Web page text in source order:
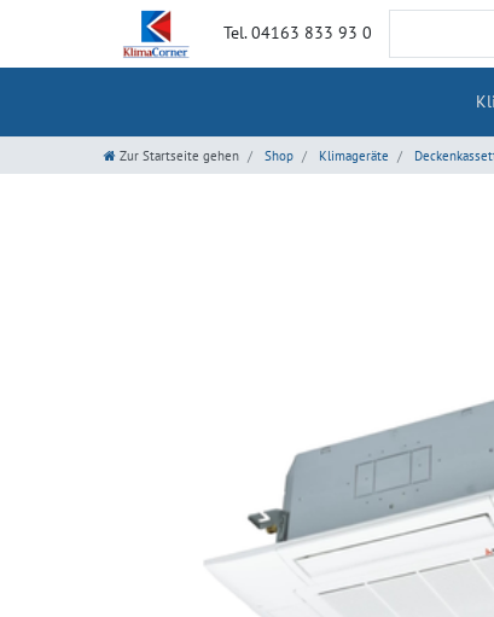
Tel. 04163 833 93 0
Zur Startseite gehen Shop Klimageräte